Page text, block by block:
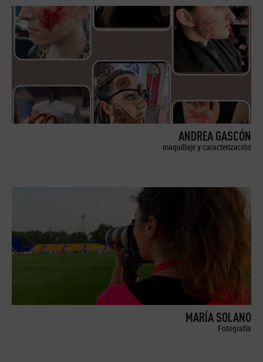
ANDREA GASCÓN
maquillaje y caracterización
MARÍA SOLANO
Fotografía